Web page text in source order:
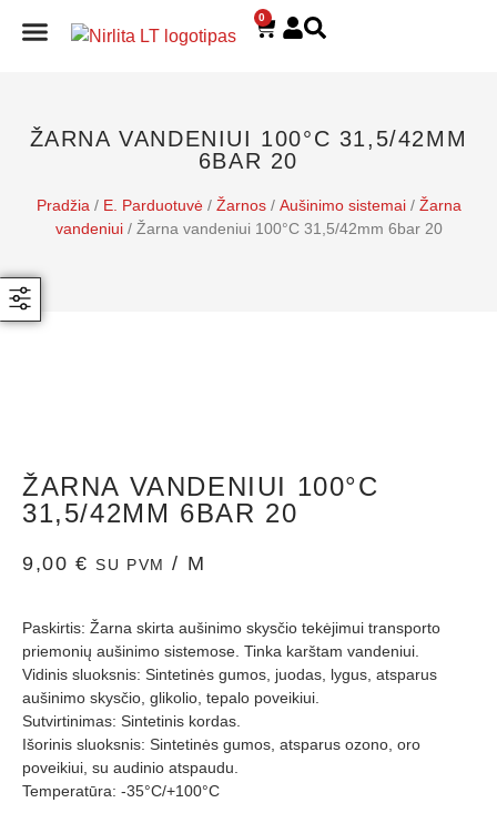
0
ŽARNA VANDENIUI 100°C 31,5/42MM
6BAR 20
Pradžia / E. Parduotuvė/ Žarnos/ Aušinimo sistemai/ Žarna
vandeniui/ Žarna vandeniui 100°C 31,5/42mm 6bar 20
ŽARNA VANDENIUI 100°C
31,5/42MM 6BAR 20
9,00 € SU PVM / M
Paskirtis: Žarna skirta aušinimo skysčio tekėjimui transporto
priemonių aušinimo sistemose. Tinka karštam vandeniui.
Vidinis sluoksnis: Sintetinės gumos, juodas, lygus, atsparus
aušinimo skysčio, glikolio, tepalo poveikiui.
Sutvirtinimas: Sintetinis kordas.
Išorinis sluoksnis: Sintetinės gumos, atsparus ozono, oro
poveikiui, su audinio atspaudu.
Temperatūra: -35°C/+100°C